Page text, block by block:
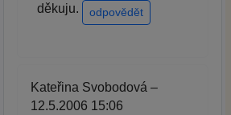
děkuju.
odpovědět
Kateřina Svobodová –
12.5.2006 15:06